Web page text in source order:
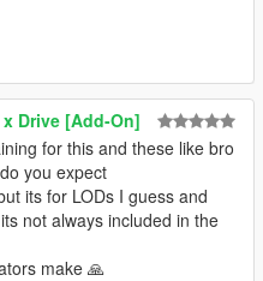
x Drive [Add-On]
for this and these like bro
you expect
its for LODs I guess and
not always included in the
make 🙏